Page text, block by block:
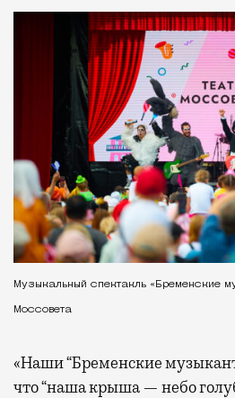
Музыкальный спектакль «Бременские
Моссовета
«Наши “Бременские
что “наша крыша — небо